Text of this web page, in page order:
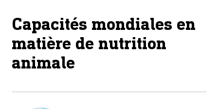
Capacités mondiales en
matière de nutrition
animale